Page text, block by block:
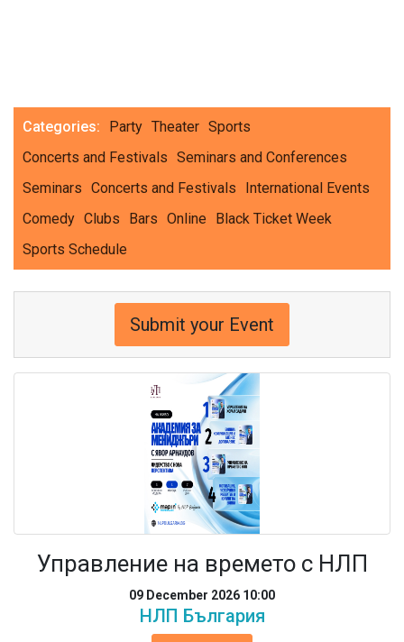
Categories: Party Theater Sports
Concerts and Festivals Seminars and Conferences
Seminars Concerts and Festivals
International Events
Comedy Clubs Bars Online
Black Ticket Week
Sports Schedule
Submit your Event
Управление на времето с НЛП
09 December 2026 10:00
НЛП България